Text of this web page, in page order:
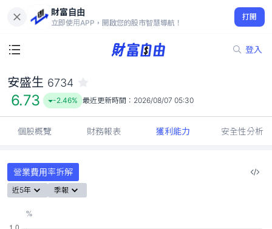
財富自由
立即使用APP，開啟您的股市智慧導航！
打開
登入
6.73
-2.46%
安盛生 6734
6.73 -2.46% 最近更新時間： 2026/08/07 05:30
個股概覽 財務報表 獲利能力 安全性分析
營業費用率拆解
近5年 季報